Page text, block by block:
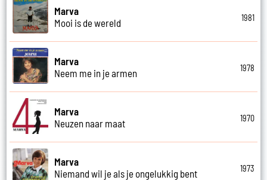
Marva
Mooi is de wereld
1981
Marva
Neem me in je armen
1978
Marva
Neuzen naar maat
1970
Marva
Niemand wil je als je ongelukkig bent
1973